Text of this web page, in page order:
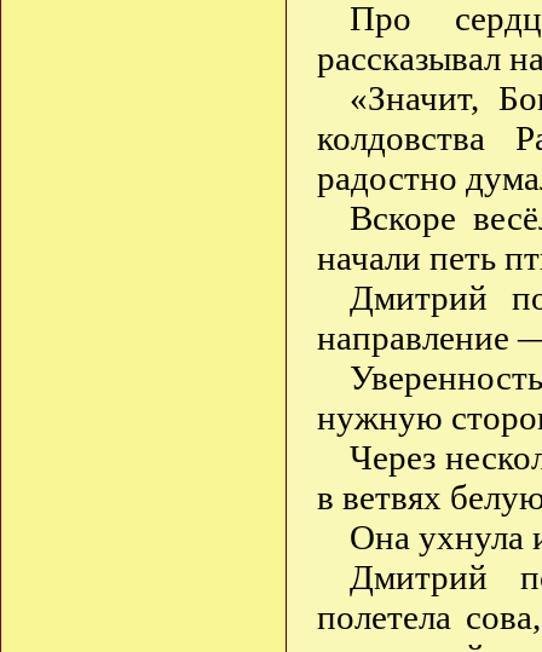
Про
рассказывал
«Значит,
радостно
Вскоре
начали петь
Дмитрий
направление
нужную
Через
в ветвях
Она ухнула
Дмитрий
полетела